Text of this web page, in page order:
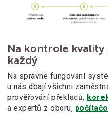
Na kontrole
každý
Na správné fungování
u nás dbají všichni
prověřování překladů,
a expertů z oboru,